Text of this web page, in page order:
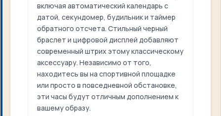
включая автоматический календарь с
датой, секундомер, будильник и таймер
обратного отсчета. Стильный черный
браслет и цифровой дисплей добавляют
современный штрих этому классическому
аксессуару. Независимо от того,
находитесь вы на спортивной площадке
или просто в повседневной обстановке,
эти часы будут отличным дополнением к
вашему образу.